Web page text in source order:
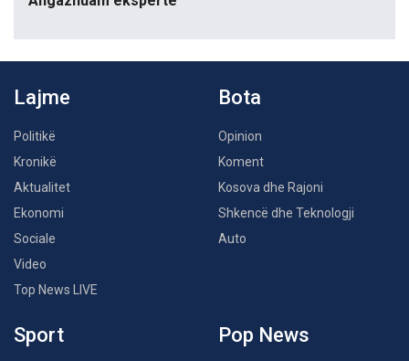
Lajme
Politikë
Kronikë
Aktualitet
Ekonomi
Sociale
Video
Top News LIVE
Bota
Opinion
Koment
Kosova dhe Rajoni
Shkencë dhe Teknologji
Auto
Sport Pop News